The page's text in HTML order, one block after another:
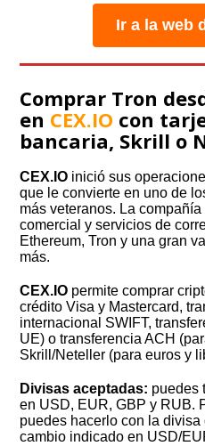
Ir a la web
Comprar Tron
en CEX.IO con
bancaria, Skrill o
CEX.IO inició sus
que le convierte en uno de
más veteranos. La
comercial y servicios de
Ethereum, Tron y una gran
más.
CEX.IO permite comprar
crédito Visa y Mastercard,
internacional SWIFT,
UE) o transferencia ACH
Skrill/Neteller (para euros y
Divisas aceptadas: puedes
en USD, EUR, GBP y RUB.
puedes hacerlo con la
cambio indicado en USD/